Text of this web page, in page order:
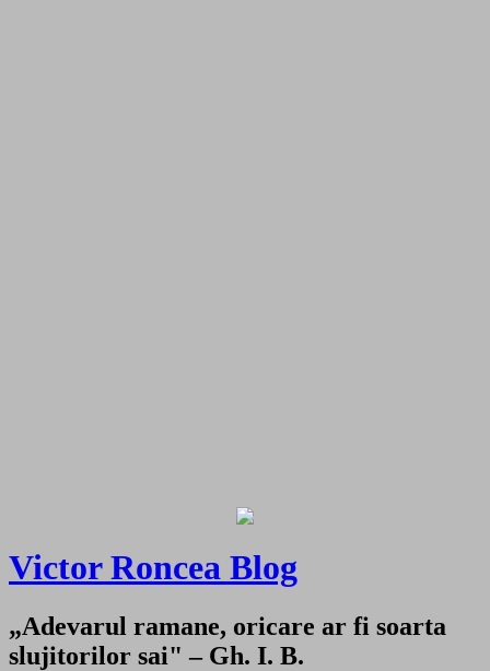
Victor Roncea Blog
„Adevarul ramane, oricare ar fi soarta
slujitorilor sai" – Gh. I. B.